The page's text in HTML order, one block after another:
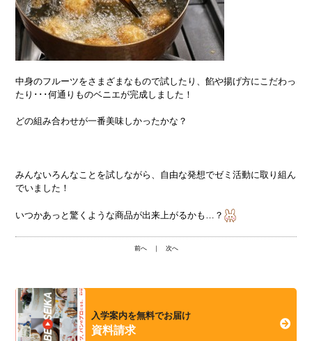
中身のフルーツをさまざまなもので試したり、餡や揚げ方にこだわっ
たり･･･何通りものベニエが完成しました！
どの組み合わせが一番美味しかったかな？
みんないろんなことを試しながら、自由な発想でゼミ活動に取り組ん
でいました！
いつかあっと驚くような商品が出来上がるかも…？
前へ｜ 次へ
入学案内を無料でお届け
資料請求